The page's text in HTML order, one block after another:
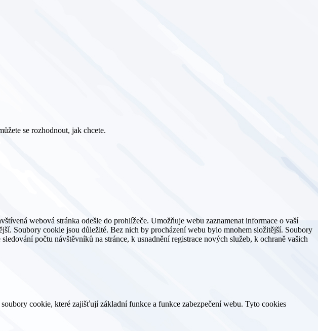
se rozhodnout, jak chcete.
webová stránka odešle do prohlížeče. Umožňuje webu zaznamenat informace o vaší
Soubory cookie jsou důležité. Bez nich by procházení webu bylo mnohem složitější. Soubory
počtu návštěvníků na stránce, k usnadnění registrace nových služeb, k ochraně vašich
cookie, které zajišťují základní funkce a funkce zabezpečení webu. Tyto cookies